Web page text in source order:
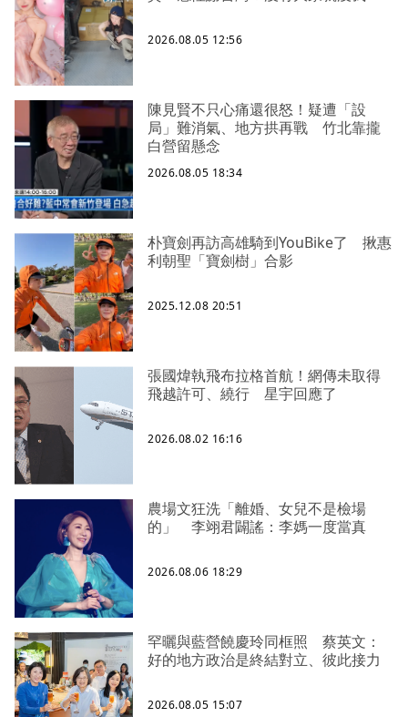
2026.08.05 12:56
陳見賢不只心痛還很怒！疑遭「設
局」難消氣、地方拱再戰 竹北靠攏
白營留懸念
2026.08.05 18:34
朴寶劍再訪高雄騎到YouBike了 揪惠
利朝聖「寶劍樹」合影
2025.12.08 20:51
張國煒執飛布拉格首航！網傳未取得
飛越許可、繞行 星宇回應了
2026.08.02 16:16
農場文狂洗「離婚、女兒不是檢場
的」 李翊君闢謠：李媽一度當真
2026.08.06 18:29
罕曬與藍營饒慶玲同框照 蔡英文：
好的地方政治是終結對立、彼此接力
2026.08.05 15:07